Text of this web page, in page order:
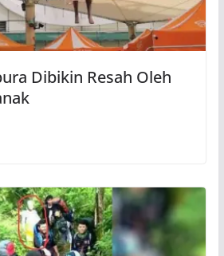
Dibikin Resah Oleh